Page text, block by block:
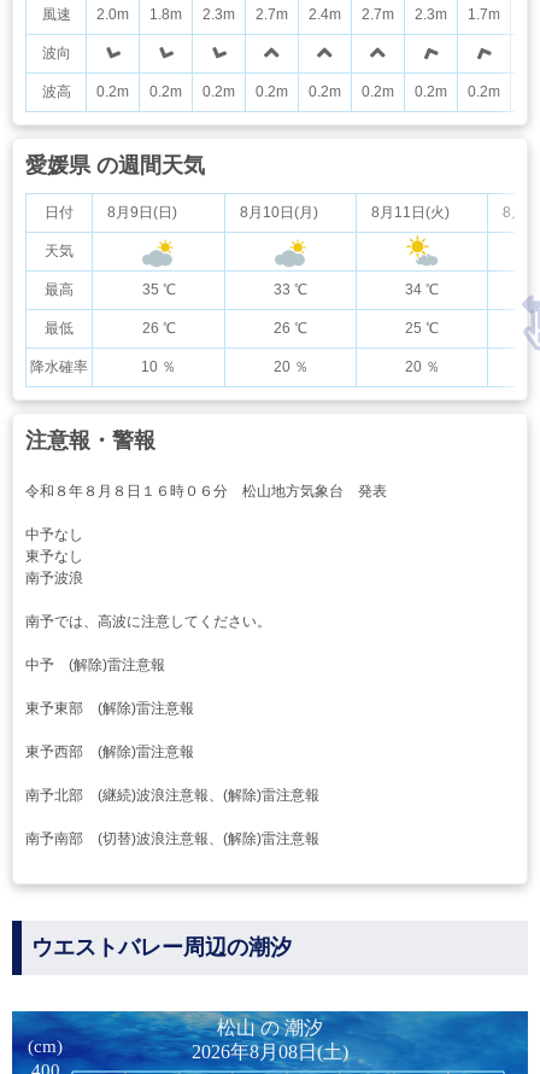
風速
波向
波高
2.0m 1.8m 2.3m 2.7m 2.4m 2.7m 2.3m 1.7m
0.2m 0.2m 0.2m 0.2m 0.2m 0.2m 0.2m 0.2m
愛媛県 の週間天気
日付
天気
最高
最低
降水確率
8月9日(日) 8月10日(月) 8月11日(火) 8月
35 ℃ 33 ℃ 34 ℃
26 ℃ 26 ℃ 25 ℃
10 ％ 20 ％ 20 ％
注意報・警報
令和８年８月８日１６時０６分 松山地方気象台 発表
中予なし
東予なし
南予波浪
南予では、高波に注意してください。
中予 (解除)雷注意報
東予東部 (解除)雷注意報
東予西部 (解除)雷注意報
南予北部 (継続)波浪注意報、(解除)雷注意報
南予南部 (切替)波浪注意報、(解除)雷注意報
ウエストバレー周辺の潮汐